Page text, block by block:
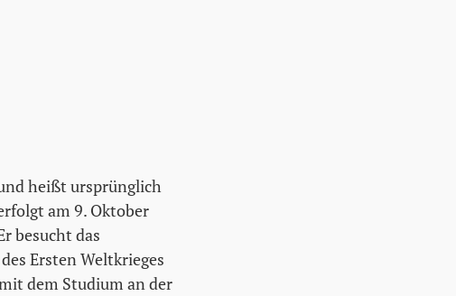
heißt ursprünglich
am 9. Oktober
besucht das
Ersten Weltkrieges
dem Studium an der